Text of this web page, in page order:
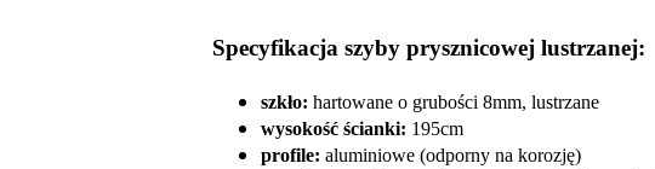
Specyfikacja szyby prysznicowej lustrzanej:
szkło: hartowane o grubości 8mm, lustrzane
wysokość ścianki: 195cm
profile: aluminiowe (odporny na korozję)